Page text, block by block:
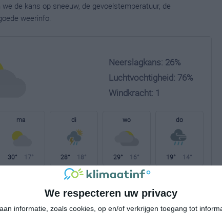
We respecteren uw privacy
informatie, zoals cookies, op en/of verkrijgen toegang tot
de kans op sneeuw, de gevoelstemperatuur, de
weerinfo.
Neerslagkans: 26%
Luchtvochtigheid: 76%
Windkracht: 1
ma
30° 17°
di
28° 18°
wo
29° 16°
do
19° 14°
31°C 26°C